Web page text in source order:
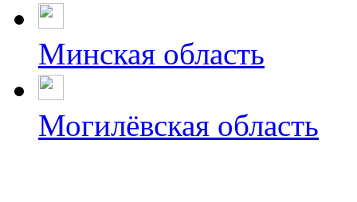
Минская область
Могилёвская область